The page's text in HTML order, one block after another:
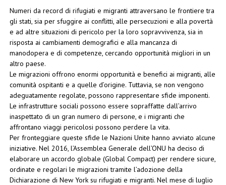
Numeri da record di rifugiati e migranti attraversano le frontiere tra
gli stati, sia per sfuggire ai conflitti, alle persecuzioni e alla povertà
e ad altre situazioni di pericolo per la loro sopravvivenza, sia in
risposta ai cambiamenti demografici e alla mancanza di
manodopera e di competenze, cercando opportunità migliori in un
altro paese.
Le migrazioni offrono enormi opportunità e benefici ai migranti, alle
comunità ospitanti e a quelle d’origine. Tuttavia, se non vengono
adeguatamente regolate, possono rappresentare sfide imponenti.
Le infrastrutture sociali possono essere sopraffatte dall’arrivo
inaspettato di un gran numero di persone, e i migranti che
affrontano viaggi pericolosi possono perdere la vita.
Per fronteggiare queste sfide le Nazioni Unite hanno avviato alcune
iniziative. Nel 2016, l’Assemblea Generale dell’ONU ha deciso di
elaborare un accordo globale (Global Compact) per rendere sicure,
ordinate e regolari le migrazioni tramite l’adozione della
Dichiarazione di New York su rifugiati e migranti. Nel mese di luglio